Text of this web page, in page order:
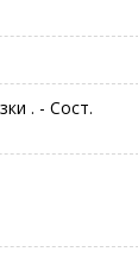
. - Сост.